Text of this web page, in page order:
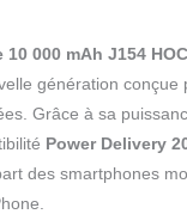
000 mAh J154
génération conçue
Grâce à sa
Power Delivery
des smartphones